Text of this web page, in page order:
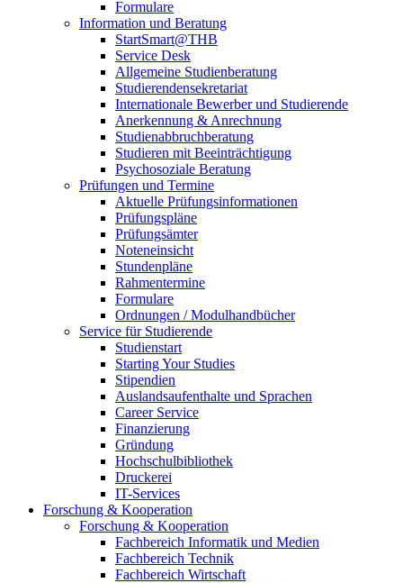
Formulare
Information und Beratung
StartSmart@THB
Service Desk
Allgemeine Studienberatung
Studierendensekretariat
Internationale Bewerber und Studierende
Anerkennung & Anrechnung
Studienabbruchberatung
Studieren mit Beeinträchtigung
Psychosoziale Beratung
Prüfungen und Termine
Aktuelle Prüfungsinformationen
Prüfungspläne
Prüfungsämter
Noteneinsicht
Stundenpläne
Rahmentermine
Formulare
Ordnungen / Modulhandbücher
Service für Studierende
Studienstart
Starting Your Studies
Stipendien
Auslandsaufenthalte und Sprachen
Career Service
Finanzierung
Gründung
Hochschulbibliothek
Druckerei
IT-Services
Forschung & Kooperation
Forschung & Kooperation
Fachbereich Informatik und Medien
Fachbereich Technik
Fachbereich Wirtschaft